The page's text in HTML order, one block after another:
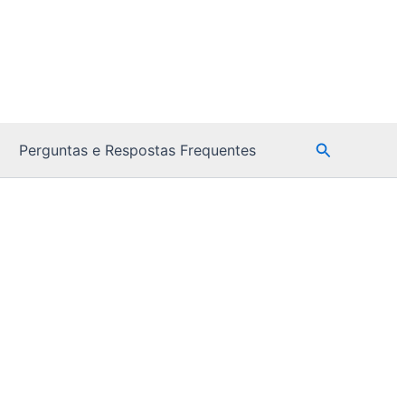
Perguntas e Respostas Frequentes Pesquisar